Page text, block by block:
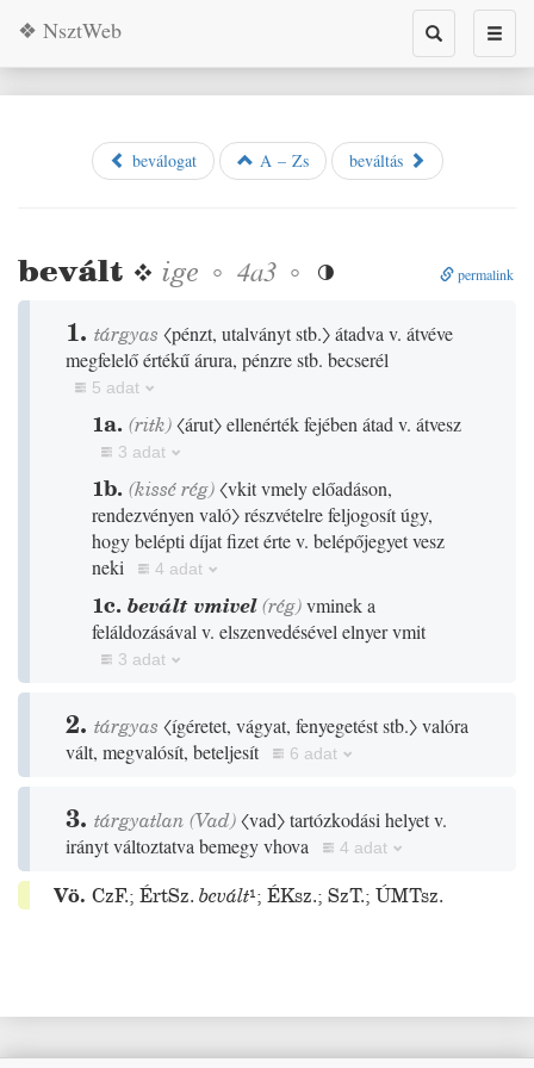
Toggle
search
❖ NsztWeb
beválogat A – Zs beváltás
bevált ❖ ige ◦ 4a3 ◦  permalink
1. tárgyas 〈pénzt, utalványt stb.〉átadva v. átvéve
megfelelő értékű árura, pénzre stb. becserél
5 adat
1a. (ritk)〈árut〉ellenérték fejében átad v. átvesz
3 adat
1b. (kissérég)〈vkit vmely előadáson,
rendezvényen való〉részvételre feljogosít úgy,
hogy belépti díjat fizet érte v. belépőjegyet vesz
neki
4 adat
1c. bevált vmivel(rég)vminek a
feláldozásával v. elszenvedésével elnyer vmit
3 adat
2. tárgyas 〈ígéretet, vágyat, fenyegetést stb.〉valóra
vált, megvalósít, beteljesít
6 adat
3. tárgyatlan (Vad)〈vad〉tartózkodási helyet v.
irányt változtatva bemegy vhova
4 adat
Vö. CzF.; ÉrtSz. bevált¹; ÉKsz.; SzT.; ÚMTsz.